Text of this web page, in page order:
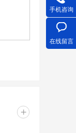
+
手机咨询
在线留言